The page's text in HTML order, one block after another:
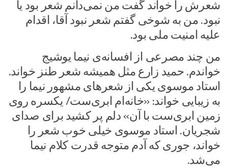
شعرش را خواند گفت من نمی‌دانم شعر بود یا
نبود. من به شوخی گفتم شعر نبود آقا، اقدام
علیه امنیت ملی بود.
من چند مصرعی از افسانه‌ی نیما یوشیج
خواندم. حمید زارع مثل همیشه شعر طنز خواند.
استاد موسوی یکی از شعرهای مشهور نیما را
به زیبایی خواند: «خانه‌ام ابری‌ست/ یکسره روی
زمین ابری‌ست با آن» دلم پر کشید برای صدای
شجریان. استاد موسوی خیلی خوب شعر را
خواند، جوری که آدم متوجه قدرت کلام نیما
می‌شد.